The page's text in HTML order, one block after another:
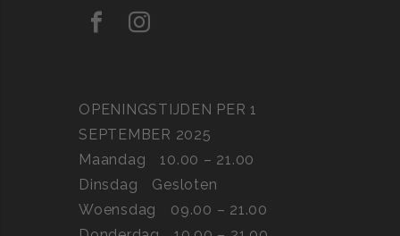
OPENINGSTIJDEN PER 1
SEPTEMBER 2025
Maandag
10.00 – 21.00
Dinsdag
Gesloten
Woensdag
09.00 – 21.00